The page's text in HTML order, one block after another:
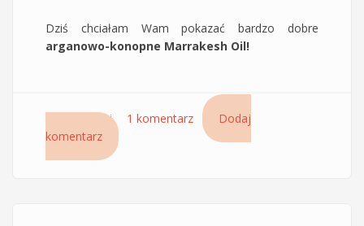
Dziś chciałam Wam pokazać bardzo dobre
arganowo-konopne Marrakesh Oil!
Czytaj dalejwpis Olejek do włosów Marrakesh Oil - serum
na końce z olejem arganowym i konopnym
1 komentarz
Dodaj
komentarz